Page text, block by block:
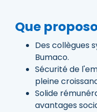
Que
Des collègues
Bumaco.
Sécurité de
pleine
Solide
avantages